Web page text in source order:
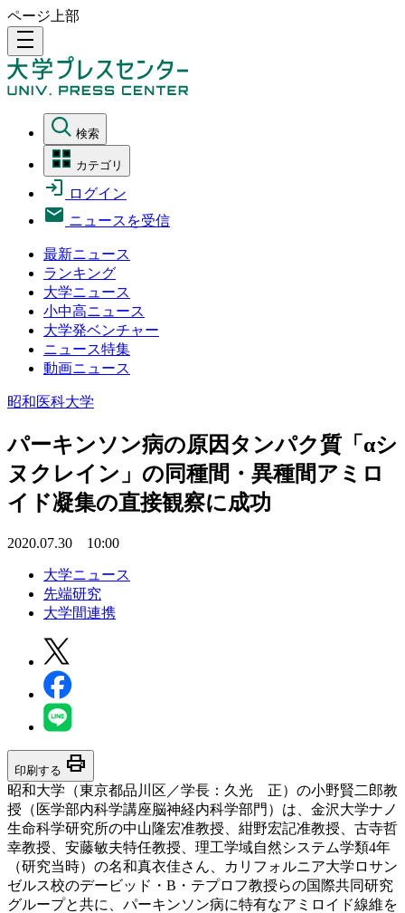
ページ上部
density_medium
検索
カテゴリ
ログイン
ニュースを受信
最新ニュース
ランキング
大学ニュース
小中高ニュース
大学発ベンチャー
ニュース特集
動画ニュース
昭和医科大学
パーキンソン病の原因タンパク質「αシ
ヌクレイン」の同種間・異種間アミロ
イド凝集の直接観察に成功
2020.07.30 10:00
大学ニュース
先端研究
大学間連携
印刷する print
昭和大学（東京都品川区／学長：久光 正）の小野賢二郎教
授（医学部内科学講座脳神経内科学部門）は、金沢大学ナノ
生命科学研究所の中山隆宏准教授、紺野宏記准教授、古寺哲
幸教授、安藤敏夫特任教授、理工学域自然システム学類4年
（研究当時）の名和真衣佳さん、カリフォルニア大学ロサン
ゼルス校のデービッド・B・テプロフ教授らの国際共同研究
グループと共に、パーキンソン病に特有なアミロイド線維を